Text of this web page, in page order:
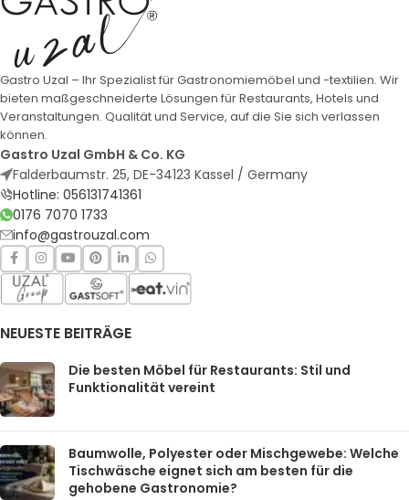
Gastro Uzal – Ihr Spezialist für Gastronomiemöbel und -textilien. Wir
bieten maßgeschneiderte Lösungen für Restaurants, Hotels und
Veranstaltungen. Qualität und Service, auf die Sie sich verlassen
können.
Gastro Uzal GmbH & Co. KG
Falderbaumstr. 25, DE-34123 Kassel / Germany
Hotline: 056131741361
0176 7070 1733
info@gastrouzal.com
NEUESTE BEITRÄGE
Die besten Möbel für Restaurants: Stil und
Funktionalität vereint
Baumwolle, Polyester oder Mischgewebe: Welche
Tischwäsche eignet sich am besten für die
gehobene Gastronomie?